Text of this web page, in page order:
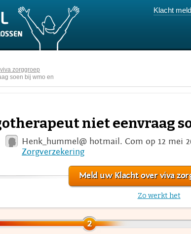
Klacht
viva zorggroep
soen bij wmo en
niet eenvraag
Henk_hummel@ hotmail. Com op 12 mei
Zorgverzekering
Meld uw Klacht over viva
Zo werkt het